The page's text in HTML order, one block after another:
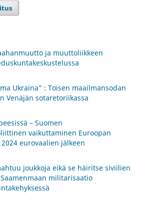
ja muuttoliikkeen
Ukraina” : Toisen maailmansodan
Venäjän sotaretoriikassa
– Suomen
vaikuttaminen Euroopan
eurovaalien jälkeen
joukkoja eikä se häiritse siviilien
militarisaatio